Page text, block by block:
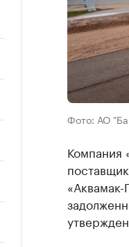
Фото: АО
Компания